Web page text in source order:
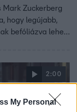
My Personal
Zuckerberg
hogy legújabb,
befóliázva lehet
mondta el, mit
2:00